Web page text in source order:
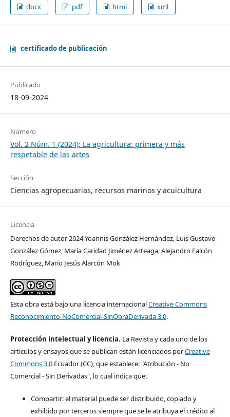
docx pdf html xml
certificado de publicación
Publicado
18-09-2024
Número
Vol. 2 Núm. 1 (2024): La agricultura: primera y más
respetable de las artes
Sección
Ciencias agropecuarias, recursos marinos y acuicultura
Licencia
Derechos de autor 2024 Yoannis González Hernández, Luis Gustavo
González Gómez, María Caridad Jiménez Arteaga, Alejandro Falcón
Rodríguez, Mario Jesús Alarcón Mok
Esta obra está bajo una licencia internacionalCreative Commons
Reconocimiento-NoComercial-SinObraDerivada 3.0.
Protección intelectual y licencia. La Revista y cada uno de los
artículos y ensayos que se publican están licenciados porCreative
Commons 3.0Ecuador (CC), que establece: "Atribución - No
Comercial - Sin Derivadas", lo cual indica que:
Compartir: el material puede ser distribuido, copiado y
exhibido por terceros siempre que se le atribuya el crédito al